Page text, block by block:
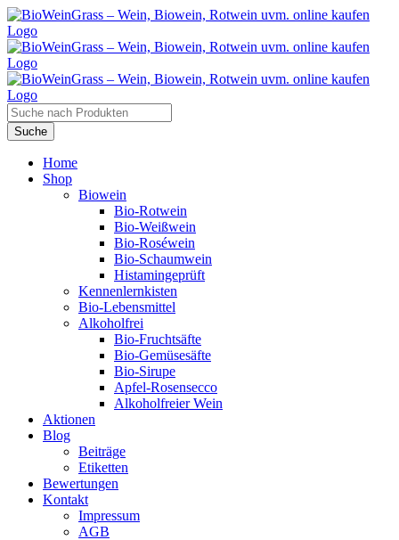
Zum
Inhalt
springen
Products
search
Suche
Home
Shop
Biowein
Bio-Rotwein
Bio-Weißwein
Bio-Roséwein
Bio-Schaumwein
Histamingeprüft
Kennenlernkisten
Bio-Lebensmittel
Alkoholfrei
Bio-Fruchtsäfte
Bio-Gemüsesäfte
Bio-Sirupe
Apfel-Rosensecco
Alkoholfreier Wein
Aktionen
Blog
Beiträge
Etiketten
Bewertungen
Kontakt
Impressum
AGB